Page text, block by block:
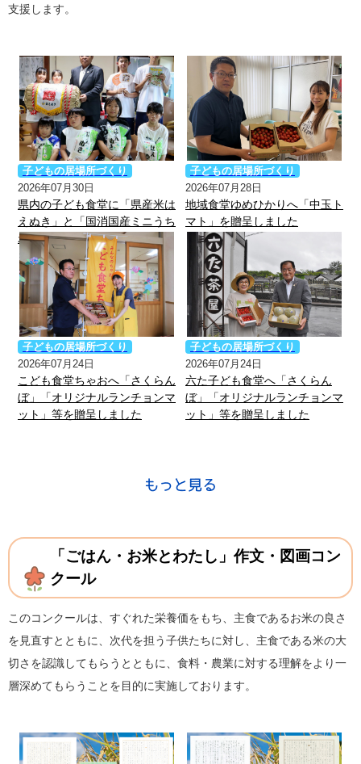
支援します。
子どもの居場所づくり
2026年07月30日
県内の子ども食堂に「県産米は
えぬき」と「国消国産ミニうち
わ」等を贈呈しました
子どもの居場所づくり
2026年07月28日
地域食堂ゆめひかりへ「中玉ト
マト」を贈呈しました
子どもの居場所づくり
2026年07月24日
こども食堂ちゃおへ「さくらん
ぼ」「オリジナルランチョンマ
ット」等を贈呈しました
子どもの居場所づくり
2026年07月24日
六た子ども食堂へ「さくらん
ぼ」「オリジナルランチョンマ
ット」等を贈呈しました
「ごはん・お米とわたし」作文・図画コン
クール
このコンクールは、すぐれた栄養価をもち、主食であるお米の良さ
を見直すとともに、次代を担う子供たちに対し、主食である米の大
切さを認識してもらうとともに、食料・農業に対する理解をより一
層深めてもらうことを目的に実施しております。